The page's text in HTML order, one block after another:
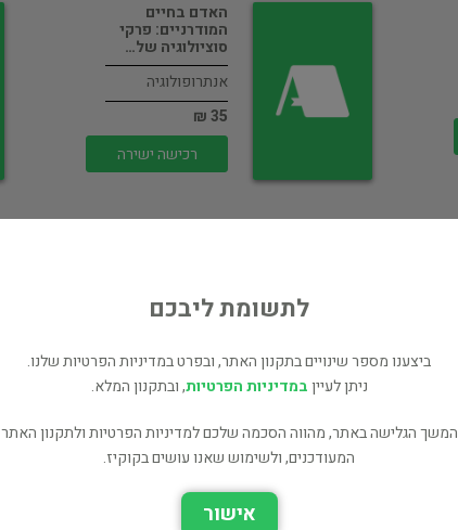
האדם בחיים
המודרניים: פרקי
סוציולוגיה של…
אנתרופולוגיה
35 ₪
רכישה ישירה
אנתרופולוגיה
רכישה ישירה
לתשומת ליבכם
ביצענו מספר שינויים בתקנון האתר, ובפרט במדיניות הפרטיות שלנו.
ניתן לעייןבמדיניות הפרטיות, ובתקנון המלא.
המשך הגלישה באתר, מהווה הסכמה שלכם למדיניות הפרטיות ולתקנון האתר
המעודכנים, ולשימוש שאנו עושים בקוקיז.
אישור